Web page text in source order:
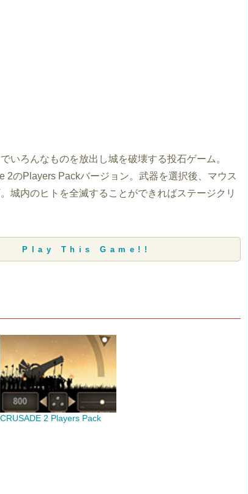
いろんなものを放出し城を破壊する投石ゲーム。
2のPlayers Packバージョン。武器を選択後、マウス
城内のヒトを全滅することができればステージクリ
Play This Game!!
CRUSADE 2 Players Pack